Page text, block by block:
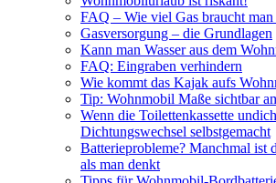
FAQ – Wie viel Gas braucht
Gasversorgung – die Grundlagen
Kann man Wasser aus dem
FAQ: Eingraben verhindern
Wie kommt das Kajak aufs
Tip: Wohnmobil Maße sichtbar
Wenn die Toilettenkassette
Dichtungswechsel selbstgemacht
Batterieprobleme? Manchmal ist
als man denkt